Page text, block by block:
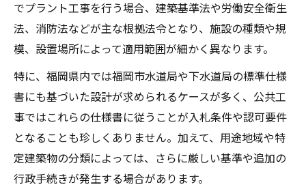
解説
プラント工事計画における第22条の実務的
ポイント
プラント工事で守るべき第22条の敷地要件
第22条違反リスクを防ぐプラント工事の進
め方
プラント工事で役立つ第22条の条文整理術
プラント工事に不可欠な福岡県標準仕様とは
でプラント工事を行う場合、建築基準法や労働安全衛生
法、消防法などが主な根拠法令となり、施設の種類や規
模、設置場所によって適用範囲が細かく異なります。
特に、福岡県内では福岡市水道局や下水道局の標準仕様
書にも基づいた設計が求められるケースが多く、公共工
事ではこれらの仕様書に従うことが入札条件や認可要件
となることも珍しくありません。加えて、用途地域や特
定建築物の分類によっては、さらに厳しい基準や追加の
行政手続きが発生する場合があります。